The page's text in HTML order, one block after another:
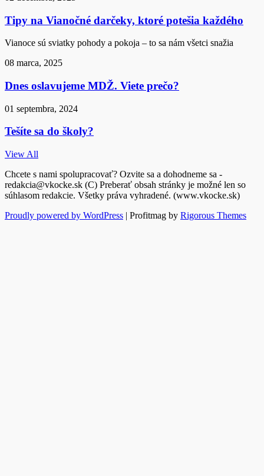
Tipy na Vianočné darčeky, ktoré potešia každého
Vianoce sú sviatky pohody a pokoja – to sa nám všetci snažia
08 marca, 2025
Dnes oslavujeme MDŽ. Viete prečo?
01 septembra, 2024
Tešíte sa do školy?
View All
Chcete s nami spolupracovať? Ozvite sa a dohodneme sa -
redakcia@vkocke.sk (C) Preberať obsah stránky je možné len so
súhlasom redakcie. Všetky práva vyhradené. (www.vkocke.sk)
Proudly powered by WordPress | Profitmag by Rigorous Themes